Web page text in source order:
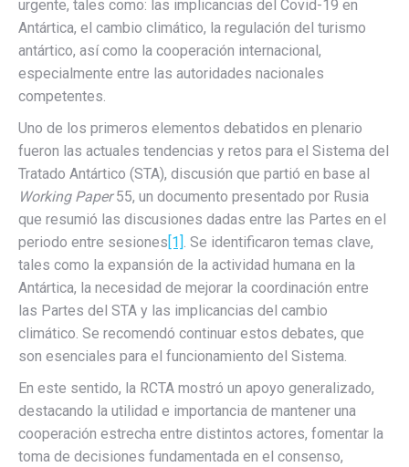
urgente, tales como: las implicancias del Covid-19 en
Antártica, el cambio climático, la regulación del turismo
antártico, así como la cooperación internacional,
especialmente entre las autoridades nacionales
competentes.
Uno de los primeros elementos debatidos en plenario
fueron las actuales tendencias y retos para el Sistema del
Tratado Antártico (STA), discusión que partió en base al
Working Paper55, un documento presentado por Rusia
que resumió las discusiones dadas entre las Partes en el
periodo entre sesiones[1]. Se identificaron temas clave,
tales como la expansión de la actividad humana en la
Antártica, la necesidad de mejorar la coordinación entre
las Partes del STA y las implicancias del cambio
climático. Se recomendó continuar estos debates, que
son esenciales para el funcionamiento del Sistema.
En este sentido, la RCTA mostró un apoyo generalizado,
destacando la utilidad e importancia de mantener una
cooperación estrecha entre distintos actores, fomentar la
toma de decisiones fundamentada en el consenso,